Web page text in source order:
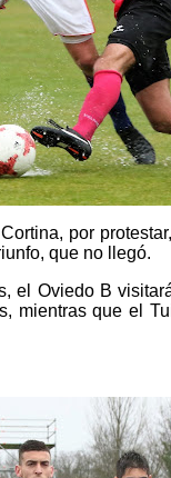
por
que no llegó.
el Oviedo B
mientras que el